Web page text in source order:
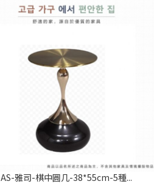
AS-雅司-棋中圓几-38*55cm-5種...